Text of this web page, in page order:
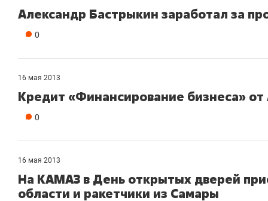
Александр Бастрыкин заработал за
0
16 мая 2013
Кредит «Финансирование бизнеса»
0
16 мая 2013
На КАМАЗ в День открытых дверей
области и ракетчики из Самары